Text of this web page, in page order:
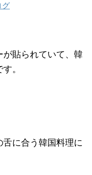
グ
貼られていて、韓
。
に合う韓国料理に